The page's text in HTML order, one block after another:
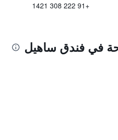
+91 222 308 1421
في فندق ساهيل